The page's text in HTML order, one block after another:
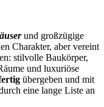
und großzügige
Charakter, aber vereint
stilvolle Baukörper,
und luxuriöse
übergeben und mit
eine lange Liste an